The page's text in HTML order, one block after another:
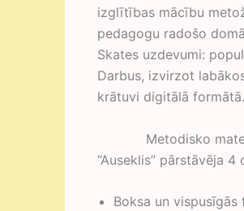
izglītības mācību
pedagogu radošo
Skates uzdevumi:
Darbus, izvirzot
krātuvi digitālā formātā.
Metodisko
“Auseklis” pārstāvēja 4
Boksa un